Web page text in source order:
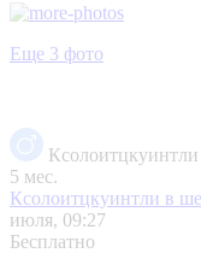
Еще 3 фото
Ксолоитцкуинтли
5 мес.
Ксолоитцкуинтли в
июля, 09:27
Бесплатно